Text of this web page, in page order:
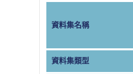
資料集名稱
資料集類型